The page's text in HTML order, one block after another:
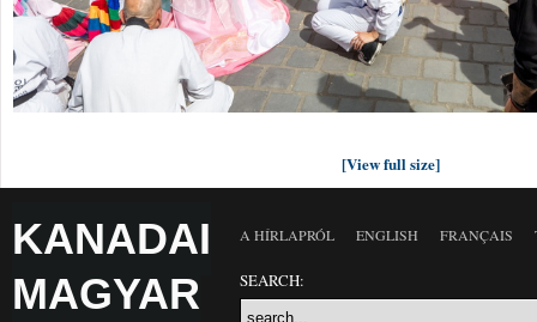
[View full size]
KANADAI
MAGYAR
A HÍRLAPRÓL ENGLISH FRANÇAIS
SEARCH: